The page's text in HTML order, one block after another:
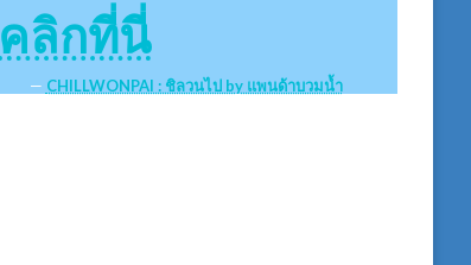
คลิกที่นี่
CHILLWONPAI : ชิลวนไป by แพนด้าบวมน้ำ